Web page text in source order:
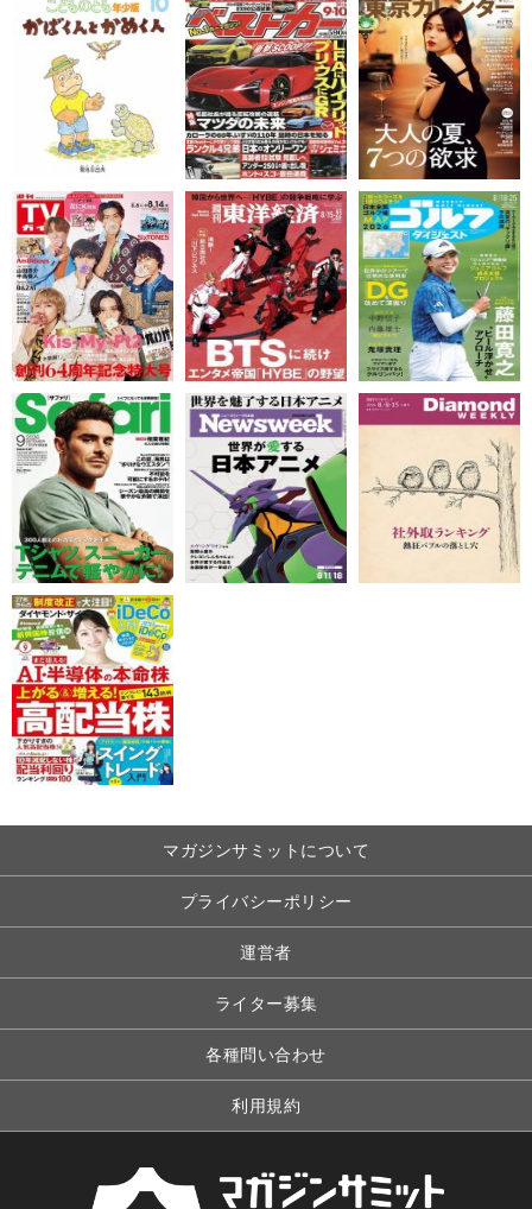
マガジンサミットについて
プライバシーポリシー
運営者
ライター募集
各種問い合わせ
利用規約